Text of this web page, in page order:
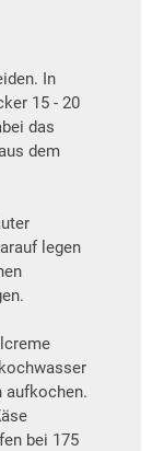
In
15 - 20
das
dem
legen
aufkochen.
bei 175